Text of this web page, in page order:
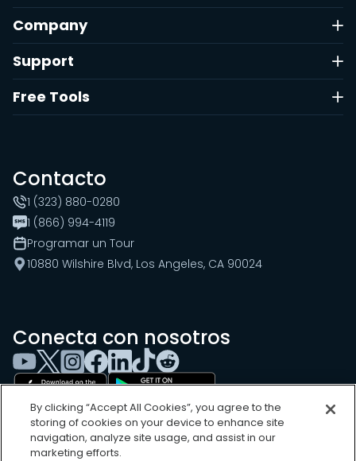
Company
Support
Free Tools
Contacto
1 (323) 880-0280
1 (866) 994-4119
Programar un Tour
10880 Wilshire Blvd, Los Angeles, CA 90024
Conecta con nosotros
By clicking “Accept All Cookies”, you agree to the
storing of cookies on your device to enhance site
navigation, analyze site usage, and assist in our
marketing efforts.